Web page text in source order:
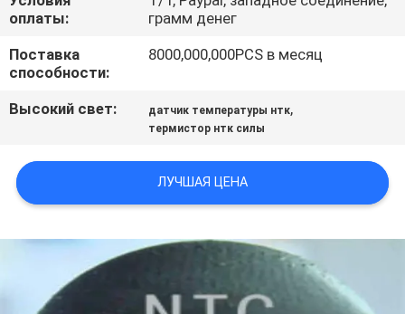
НОВОСТИ
ЦИТАТУ
КАРТА
САЙТА
PRIVACY
POLICY
оплаты:
грамм денег
Поставка
способности:
8000,000,000PCS в месяц
Высокий свет: датчик температуры нтк,
термистор нтк силы
ЛУЧШАЯ ЦЕНА